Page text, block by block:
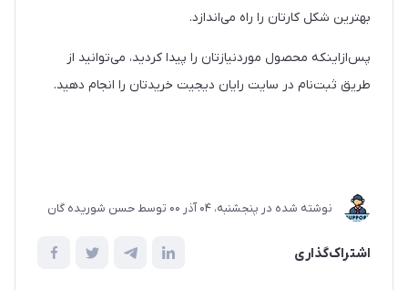
بهترین شکل کارتان را راه می‌اندازد.
پس‌ازاینکه محصول موردنیازتان را پیدا کردید، می‌توانید از
طریق ثبت‌نام در سایت رایان دیجیت خریدتان را انجام دهید.
نوشته شده در پنجشنبه، 04 آذر 00 توسط حسن شوریده گان
اشتراک‌گذاری